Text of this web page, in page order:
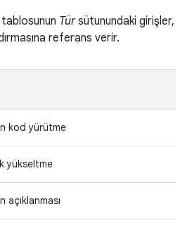
tablosunun Türsütunundaki girişler,
referans verir.
kod yürütme
yükseltme
açıklanması